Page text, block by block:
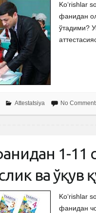
Ko‘rishlar
фанидан
ўтадими?
Attestatsiya No
1-11
ва ўқув
Ko‘rishlar
фанидан